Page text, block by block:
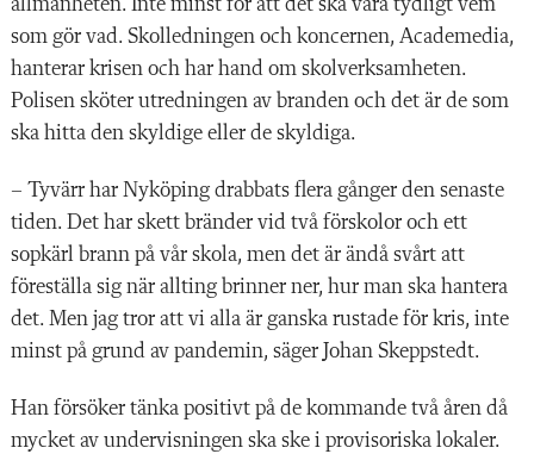
allmänheten. Inte minst för att det ska vara tydligt vem
som gör vad. Skolledningen och koncernen, Academedia,
hanterar krisen och har hand om skolverksamheten.
Polisen sköter utredningen av branden och det är de som
ska hitta den skyldige eller de skyldiga.
– Tyvärr har Nyköping drabbats flera gånger den senaste
tiden. Det har skett bränder vid två förskolor och ett
sopkärl brann på vår skola, men det är ändå svårt att
föreställa sig när allting brinner ner, hur man ska hantera
det. Men jag tror att vi alla är ganska rustade för kris, inte
minst på grund av pandemin, säger Johan Skeppstedt.
Han försöker tänka positivt på de kommande två åren då
mycket av undervisningen ska ske i provisoriska lokaler.